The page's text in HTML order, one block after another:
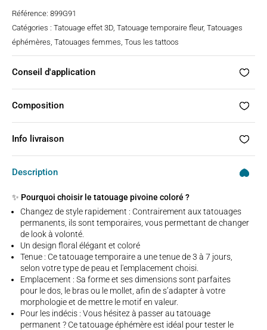
Référence: 899G91
Catégories : Tatouage effet 3D, Tatouage temporaire fleur, Tatouages
éphémères, Tatouages femmes, Tous les tattoos
Conseil d'application
Composition
Info livraison
Description
✨ Pourquoi choisir le tatouage pivoine coloré ?
Changez de style rapidement : Contrairement aux tatouages
permanents, ils sont temporaires, vous permettant de changer
de look à volonté.
Un design floral élégant et coloré
Tenue : Ce tatouage temporaire a une tenue de 3 à 7 jours,
selon votre type de peau et l'emplacement choisi.
Emplacement : Sa forme et ses dimensions sont parfaites
pour le dos, le bras ou le mollet, afin de s’adapter à votre
morphologie et de mettre le motif en valeur.
Pour les indécis : Vous hésitez à passer au tatouage
permanent ? Ce tatouage éphémère est idéal pour tester le